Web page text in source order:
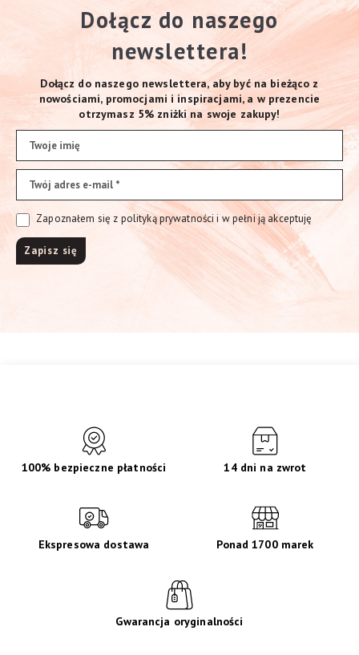
Dołącz do naszego
newslettera!
Dołącz do naszego newslettera, aby być na bieżąco z
nowościami, promocjami i inspiracjami, a w prezencie
otrzymasz 5% zniżki na swoje zakupy!
Zapoznałem się z polityką prywatności i w pełni ją akceptuję
100% bezpieczne płatności 14 dni na zwrot
Ekspresowa dostawa Ponad 1700 marek
Gwarancja oryginalności